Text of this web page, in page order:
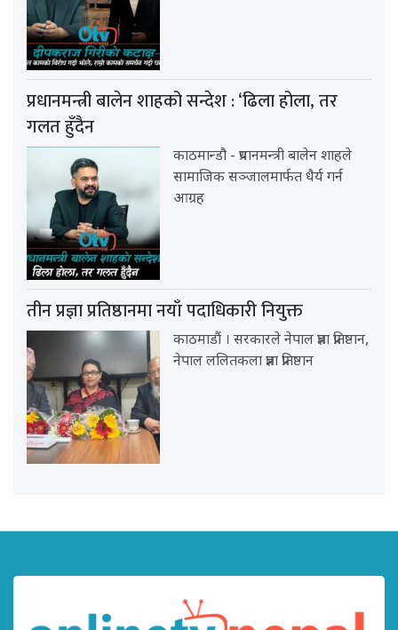
प्रधानमन्त्री बालेन शाहको सन्देश : ‘ढिला होला, तर
गलत हुँदैन
काठमान्डौ - प्रधानमन्त्री बालेन शाहले
सामाजिक सञ्जालमार्फत धैर्य गर्न
आग्रह
तीन प्रज्ञा प्रतिष्ठानमा नयाँ पदाधिकारी नियुक्त
काठमाडौं । सरकारले नेपाल प्रज्ञा प्रतिष्ठान,
नेपाल ललितकला प्रज्ञा प्रतिष्ठान